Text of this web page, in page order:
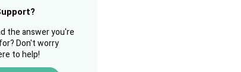
the answer you're
Don't worry
to help!